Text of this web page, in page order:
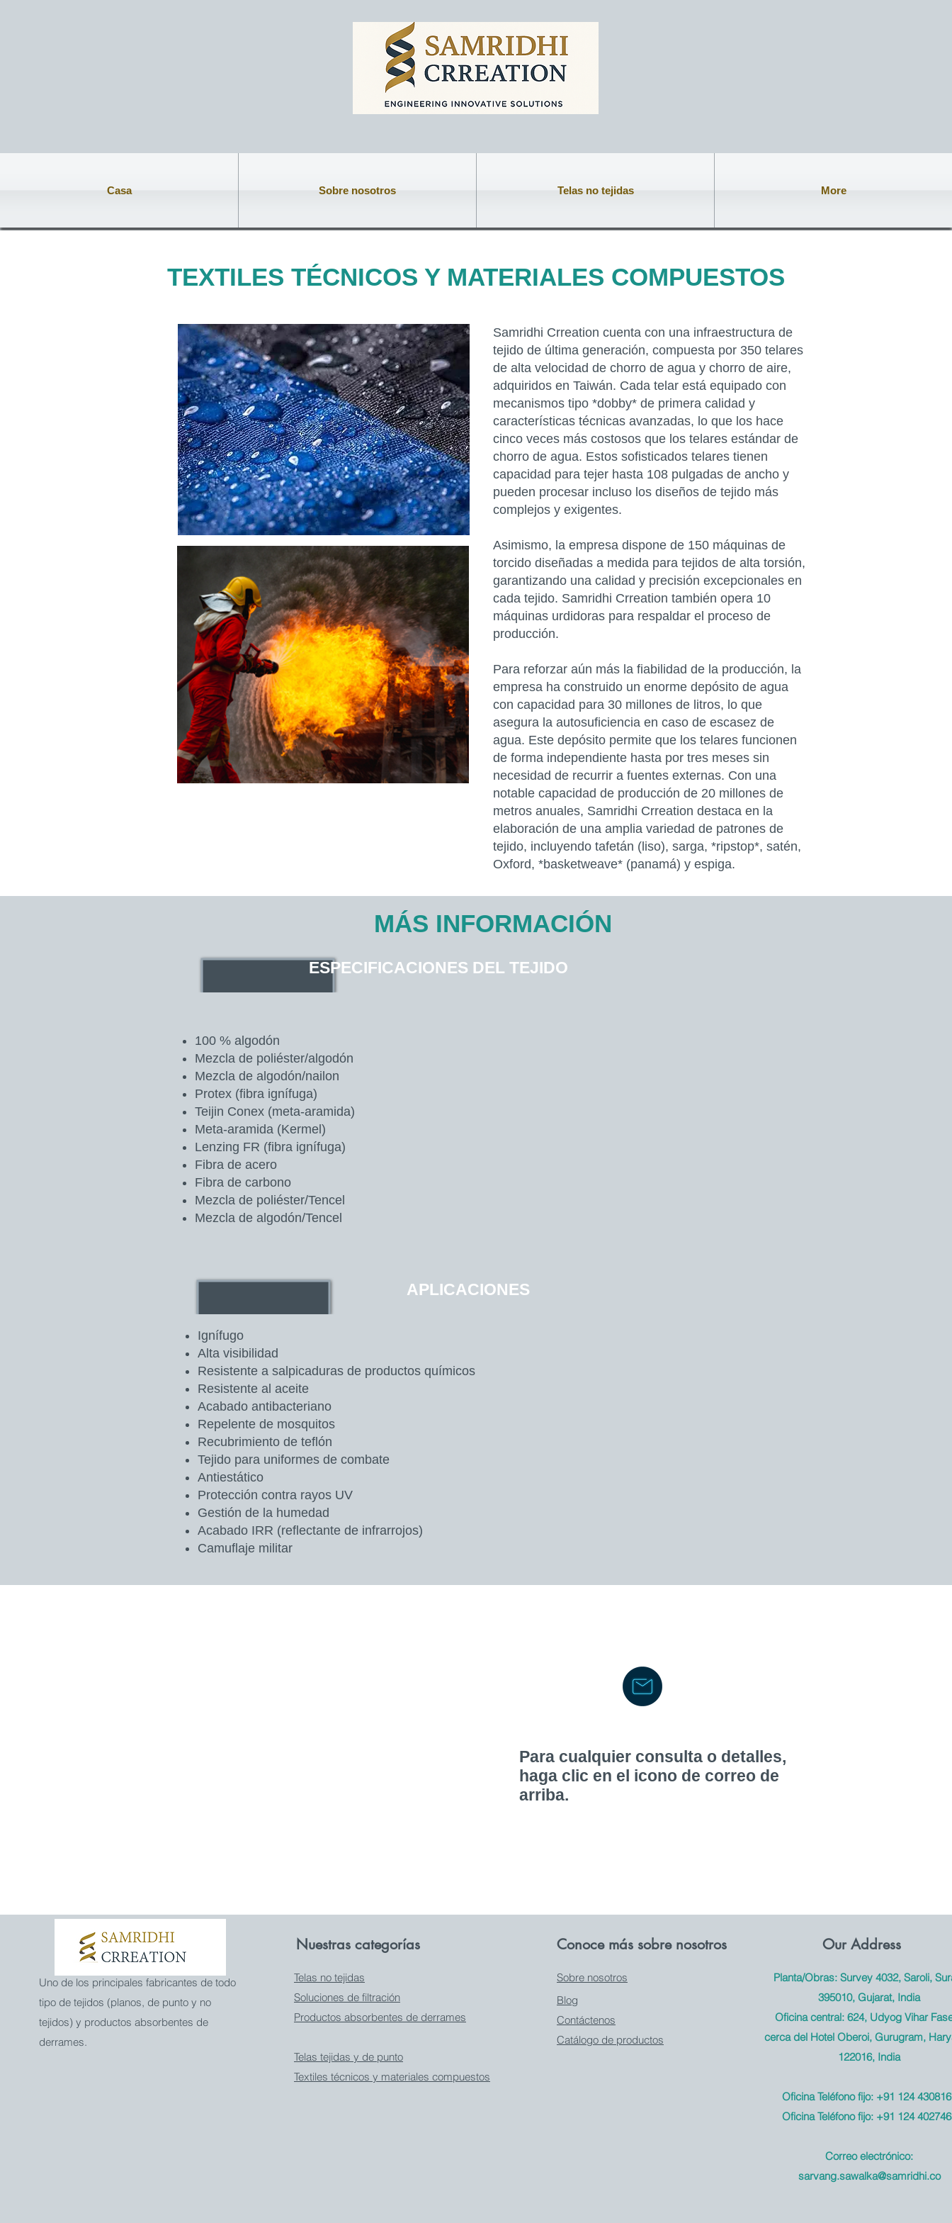
Casa Sobre nosotros Telas no tejidas More
TEXTILES TÉCNICOS Y MATERIALES COMPUESTOS
Samridhi Crreation cuenta con una infraestructura de
tejido de última generación, compuesta por 350 telares
de alta velocidad de chorro de agua y chorro de aire,
adquiridos en Taiwán. Cada telar está equipado con
mecanismos tipo *dobby* de primera calidad y
características técnicas avanzadas, lo que los hace
cinco veces más costosos que los telares estándar de
chorro de agua. Estos sofisticados telares tienen
capacidad para tejer hasta 108 pulgadas de ancho y
pueden procesar incluso los diseños de tejido más
complejos y exigentes.
Asimismo, la empresa dispone de 150 máquinas de
torcido diseñadas a medida para tejidos de alta torsión,
garantizando una calidad y precisión excepcionales en
cada tejido. Samridhi Crreation también opera 10
máquinas urdidoras para respaldar el proceso de
producción.
Para reforzar aún más la fiabilidad de la producción, la
empresa ha construido un enorme depósito de agua
con capacidad para 30 millones de litros, lo que
asegura la autosuficiencia en caso de escasez de
agua. Este depósito permite que los telares funcionen
de forma independiente hasta por tres meses sin
necesidad de recurrir a fuentes externas. Con una
notable capacidad de producción de 20 millones de
metros anuales, Samridhi Crreation destaca en la
elaboración de una amplia variedad de patrones de
tejido, incluyendo tafetán (liso), sarga, *ripstop*, satén,
Oxford, *basketweave* (panamá) y espiga.
MÁS INFORMACIÓN
ESPECIFICACIONES DEL TEJIDO
100 % algodón
Mezcla de poliéster/algodón
Mezcla de algodón/nailon
Protex (fibra ignífuga)
Teijin Conex (meta-aramida)
Meta-aramida (Kermel)
Lenzing FR (fibra ignífuga)
Fibra de acero
Fibra de carbono
Mezcla de poliéster/Tencel
Mezcla de algodón/Tencel
APLICACIONES
Ignífugo
Alta visibilidad
Resistente a salpicaduras de productos químicos
Resistente al aceite
Acabado antibacteriano
Repelente de mosquitos
Recubrimiento de teflón
Tejido para uniformes de combate
Antiestático
Protección contra rayos UV
Gestión de la humedad
Acabado IRR (reflectante de infrarrojos)
Camuflaje militar
Para cualquier consulta o detalles,
haga clic en el icono de correo de
arriba.
Uno de los principales fabricantes de todo
tipo de tejidos (planos, de punto y no
tejidos) y productos absorbentes de
derrames.
Nuestras categorías
Telas no tejidas
Soluciones de filtración
Productos absorbentes de derrames
Telas tejidas y de punto
Textiles técnicos y materiales compuestos
Conoce más sobre nosotros Our Address
Sobre nosotros
Blog
Contáctenos
Catálogo de productos
Planta/Obras: Survey 4032, Saroli,
395010, Gujarat, India
Oficina central: 624, Udyog Vihar
cerca del Hotel Oberoi, Gurugram,
122016, India
Oficina Teléfono fijo: +91 124
Oficina Teléfono fijo: +91 124
Correo electrónico:
sarvang.sawalka@samridhi.co